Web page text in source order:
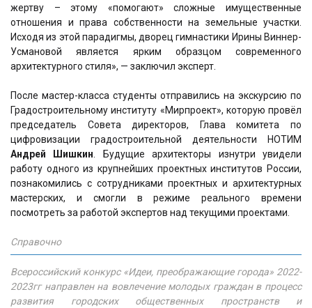
жертву – этому «помогают» сложные имущественные
отношения и права собственности на земельные участки.
Исходя из этой парадигмы, дворец гимнастики Ирины Виннер-
Усмановой является ярким образцом современного
архитектурного стиля», — заключил эксперт.
После мастер-класса студенты отправились на экскурсию по
Градостроительному институту «Мирпроект», которую провёл
председатель Совета директоров, Глава комитета по
цифровизации градостроительной деятельности НОТИМ
Андрей Шишкин. Будущие архитекторы изнутри увидели
работу одного из крупнейших проектных институтов России,
познакомились с сотрудниками проектных и архитектурных
мастерских, и смогли в режиме реального времени
посмотреть за работой экспертов над текущими проектами.
Справочно
Всероссийский конкурс «Идеи, преображающие города» 2022-
2023гг направлен на вовлечение молодых граждан в процесс
развития городских общественных пространств и